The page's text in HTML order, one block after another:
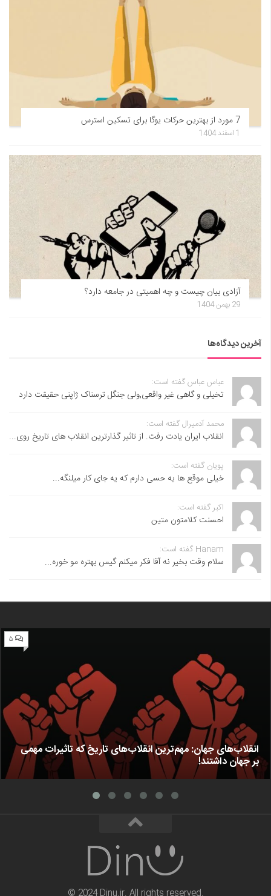
7 مورد از بهترین حرکات یوگا برای تسکین استرس
1 اسفند 1404
آزادی بیان چیست و چه اهمیتی در جامعه دارد؟
29 بهمن 1404
آخرین دیدگاه‌ها
عباس عباس گفته است:
تخیلی و گاهی غیر واقعی,ولی جنگل ترسناک ژاپنی حقیقت دارد
محمد آدمیرال گفته است:
انقلاب ایران یادت رفت. از تاثیر گذارترین انقلاب های تاریخ روی...
پویان گفته است:
خیلی موقع ها یه حسی دارم که یه جای کار میلنگه...
اکبر گفته است:
احسنت ‌کلامتون متین
Hanam گفته است:
سلام وقت بخیر نه آقا فکر میکنم گیس بهتره مو خوره...
۵
انقلاب‌های جهان: مهم‌ترین انقلاب‌های تاریخ که تاثیرات مهمی
بر جهان داشتند!